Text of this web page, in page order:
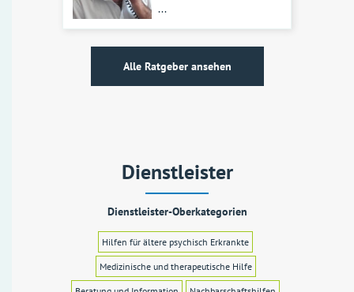
...
Alle Ratgeber ansehen
Dienstleister
Dienstleister-Oberkategorien
Hilfen für ältere psychisch Erkrankte
Medizinische und therapeutische Hilfe